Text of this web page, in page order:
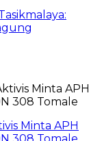
Minta APH
308 Tomale